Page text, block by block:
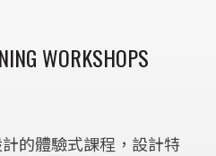
WORKSHOPS
的體驗式課程，設計特